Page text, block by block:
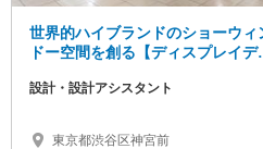
世界的ハイブランドのショーウィ
ドー空間を創る【ディスプレイデ
遇/未経験も可
設計・設計アシスタント
東京都渋谷区神宮前